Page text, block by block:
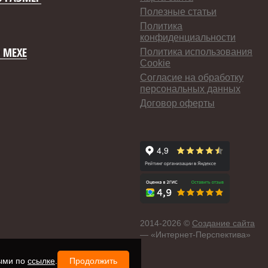
Полезные статьи
Политика
конфиденциальности
Политика использования
Cookie
Согласие на обработку
персональных данных
Договор оферты
2014-2026 © Создание сайта
— «Интернет-Перспектива»
по ссылке Продолжить